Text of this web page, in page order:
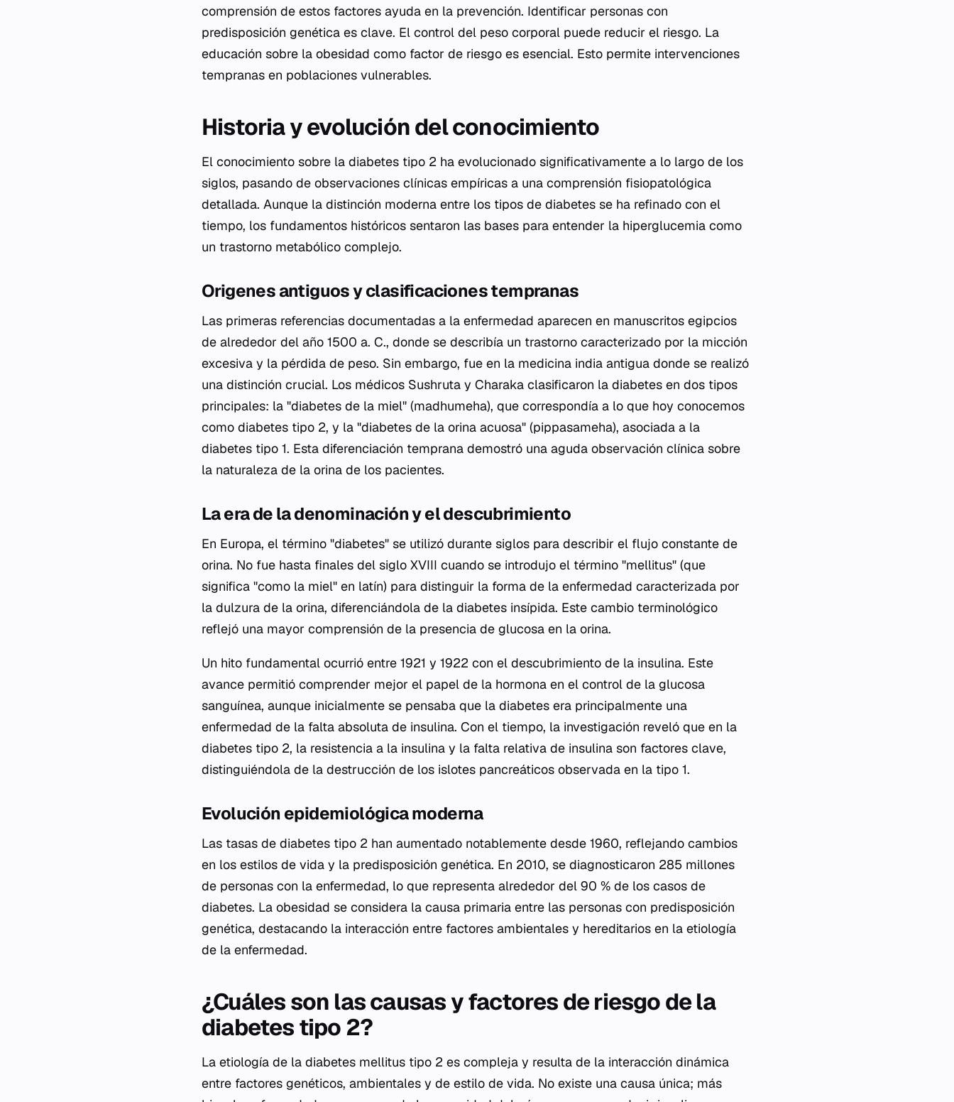
comprensión de estos factores ayuda en la prevención. Identificar personas con
predisposición genética es clave. El control del peso corporal puede reducir el riesgo. La
educación sobre la obesidad como factor de riesgo es esencial. Esto permite intervenciones
tempranas en poblaciones vulnerables.
Historia y evolución del conocimiento
El conocimiento sobre la diabetes tipo 2 ha evolucionado significativamente a lo largo de los
siglos, pasando de observaciones clínicas empíricas a una comprensión fisiopatológica
detallada. Aunque la distinción moderna entre los tipos de diabetes se ha refinado con el
tiempo, los fundamentos históricos sentaron las bases para entender la hiperglucemia como
un trastorno metabólico complejo.
Origenes antiguos y clasificaciones tempranas
Las primeras referencias documentadas a la enfermedad aparecen en manuscritos egipcios
de alrededor del año 1500 a. C., donde se describía un trastorno caracterizado por la micción
excesiva y la pérdida de peso. Sin embargo, fue en la medicina india antigua donde se realizó
una distinción crucial. Los médicos Sushruta y Charaka clasificaron la diabetes en dos tipos
principales: la "diabetes de la miel" (madhumeha), que correspondía a lo que hoy conocemos
como diabetes tipo 2, y la "diabetes de la orina acuosa" (pippasameha), asociada a la
diabetes tipo 1. Esta diferenciación temprana demostró una aguda observación clínica sobre
la naturaleza de la orina de los pacientes.
La era de la denominación y el descubrimiento
En Europa, el término "diabetes" se utilizó durante siglos para describir el flujo constante de
orina. No fue hasta finales del siglo XVIII cuando se introdujo el término "mellitus" (que
significa "como la miel" en latín) para distinguir la forma de la enfermedad caracterizada por
la dulzura de la orina, diferenciándola de la diabetes insípida. Este cambio terminológico
reflejó una mayor comprensión de la presencia de glucosa en la orina.
Un hito fundamental ocurrió entre 1921 y 1922 con el descubrimiento de la insulina. Este
avance permitió comprender mejor el papel de la hormona en el control de la glucosa
sanguínea, aunque inicialmente se pensaba que la diabetes era principalmente una
enfermedad de la falta absoluta de insulina. Con el tiempo, la investigación reveló que en la
diabetes tipo 2, la resistencia a la insulina y la falta relativa de insulina son factores clave,
distinguiéndola de la destrucción de los islotes pancreáticos observada en la tipo 1.
Evolución epidemiológica moderna
Las tasas de diabetes tipo 2 han aumentado notablemente desde 1960, reflejando cambios
en los estilos de vida y la predisposición genética. En 2010, se diagnosticaron 285 millones
de personas con la enfermedad, lo que representa alrededor del 90 % de los casos de
diabetes. La obesidad se considera la causa primaria entre las personas con predisposición
genética, destacando la interacción entre factores ambientales y hereditarios en la etiología
de la enfermedad.
¿Cuáles son las causas y factores de riesgo de la
diabetes tipo 2?
La etiología de la diabetes mellitus tipo 2 es compleja y resulta de la interacción dinámica
entre factores genéticos, ambientales y de estilo de vida. No existe una causa única; más